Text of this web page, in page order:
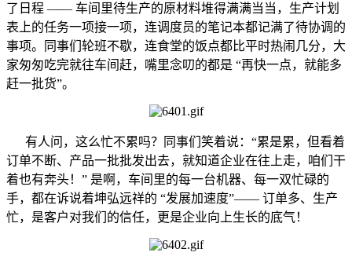
了日程 —— 车间里待生产的原材料堆得满满当当，生产计划
表上的任务一项接一项，连调度员的笔记本都记满了待协调的
事项。同事们轮班不歇，连食堂的饭点都比平时热闹几分，大
家匆匆吃完就往车间赶，嘴里念叨的都是 “再快一点，就能多
赶一批货”。
有人问，这么忙不累吗？同事们笑着说：“累是累，但看着
订单不断、产品一批批发出去，就知道企业在往上走，咱们干
着也有奔头！” 是啊，车间里的每一台机器、每一双忙碌的
手，都在诉说着坤弘远祥的 “发展加速度”—— 订单多、生产
忙，是客户对我们的信任，更是企业向上生长的底气！